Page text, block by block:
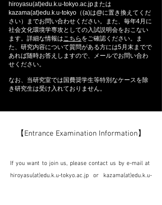
hiroyasu(at)edu.k.u-tokyo.ac.jpまたは
kazama(at)edu.k.u-tokyo（(a)は@に置き換えてくだ
さい）までお問い合わせください。また、毎年4月に
社会文化環境学専攻としての入試説明会をおこない
ます。詳細な情報はこちら をご確認ください。ま
た、研究内容について質問がある方には5月末までで
あれば随時お答えしますので、メールでお問い合わ
せください。
なお、当研究室では国費奨学生等特別なケースを除
き研究生は受け入れておりません。
【Entrance Examination Information】
If you want to join us, please contact us by e-mail at ​
hiroyasu(at)edu.k.u-tokyo.ac.jp or kazama(at)edu.k.u-